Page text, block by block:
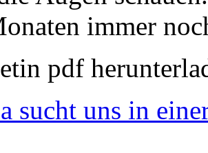
immer
pdf
sucht uns in